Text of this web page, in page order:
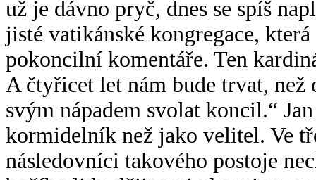
už je dávno pryč, dnes se spíš
jisté vatikánské kongregace,
pokoncilní komentáře. Ten
A čtyřicet let nám bude trvat,
svým nápadem svolat koncil.“
kormidelník než jako velitel. Ve
následovníci takového postoje